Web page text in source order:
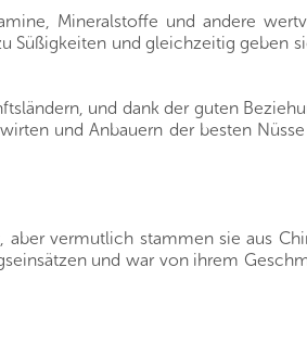
Mineralstoffe und andere
Süßigkeiten und gleichzeitig geben
und dank der guten
und Anbauern der besten
vermutlich stammen sie aus
und war von ihrem